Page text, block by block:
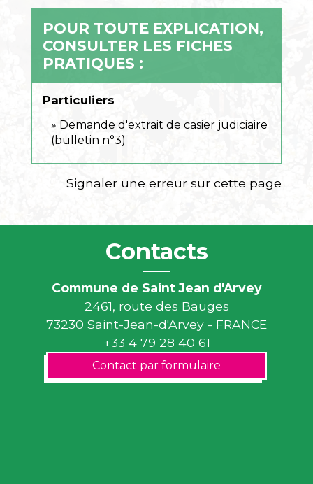
POUR TOUTE EXPLICATION,
CONSULTER LES FICHES
PRATIQUES :
Particuliers
Demande d'extrait de casier judiciaire
(bulletin n°3)
Signaler une erreur sur cette page
Contacts
Commune de Saint Jean d'Arvey
2461, route des Bauges
73230 Saint-Jean-d'Arvey - FRANCE
+33 4 79 28 40 61
Contact par formulaire